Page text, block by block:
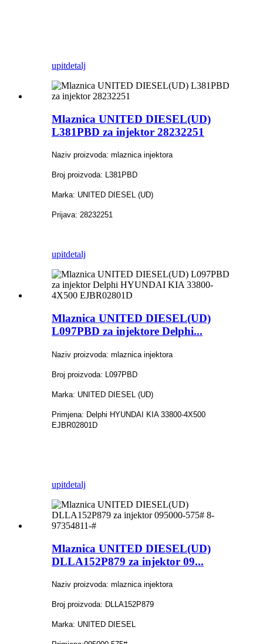
upitdetalj
Mlaznica UNITED DIESEL(UD)
L381PBD za injektor 28232251
Naziv proizvoda: mlaznica injektora
Broj proizvoda: L381PBD
Marka: UNITED DIESEL (UD)
Prijava: 28232251
upitdetalj
Mlaznica UNITED DIESEL(UD)
L097PBD za injektore Delphi...
Naziv proizvoda: mlaznica injektora
Broj proizvoda: L097PBD
Marka: UNITED DIESEL (UD)
Primjena: Delphi HYUNDAI KIA 33800-4X500
EJBR02801D
upitdetalj
Mlaznica UNITED DIESEL(UD)
DLLA152P879 za injektor 09...
Naziv proizvoda: mlaznica injektora
Broj proizvoda: DLLA152P879
Marka: UNITED DIESEL